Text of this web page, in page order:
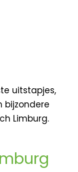
uitstapjes,
bijzondere
Limburg.